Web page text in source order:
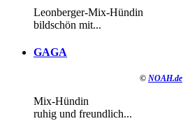
Leonberger-Mix-Hündin
bildschön mit...
GAGA
© NOAH.de
Mix-Hündin
ruhig und freundlich...